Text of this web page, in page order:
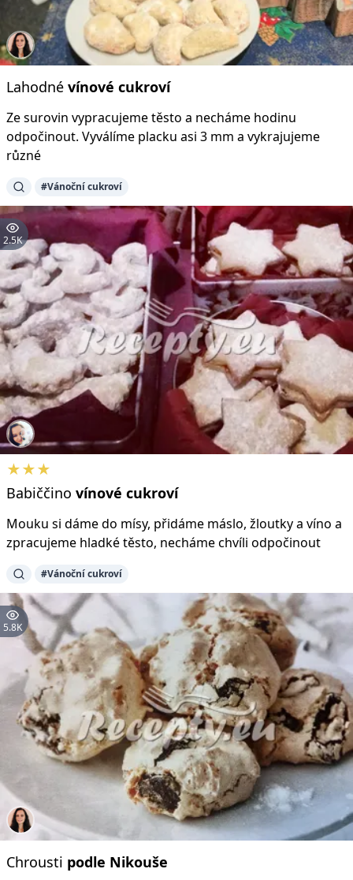
Lahodné vínové cukroví
Ze surovin vypracujeme těsto a necháme hodinu
odpočinout. Vyválíme placku asi 3 mm a vykrajujeme
různé
#Vánoční cukroví
2.5K
★★★
Babiččino vínové cukroví
Mouku si dáme do mísy, přidáme máslo, žloutky a víno a
zpracujeme hladké těsto, necháme chvíli odpočinout
#Vánoční cukroví
5.8K
Chrousti podle Nikouše